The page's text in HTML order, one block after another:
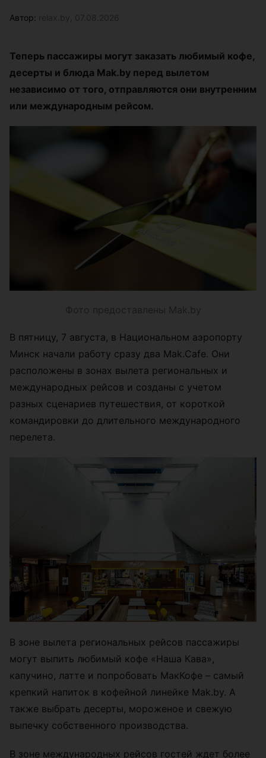
Автор:
Теперь пассажиры могут заказать любимый кофе,
десерты и блюда Mak.by перед вылетом
независимо от того, отправляются они внутренним
или международным рейсом.
Фото предоставлены Mak.by
В пятницу, 7 августа, в Национальном аэропорту
Минск начали работу сразу два Mak.Cafe. Они
расположены в зонах вылета региональных и
международных рейсов и созданы с учетом
разных сценариев путешествия, от короткой
командировки до длительного международного
перелета.
В зоне вылета региональных рейсов пассажиры
могут выпить любимый кофе «Наша Кава»,
капучино, латте и попробовать МакКофе – самый
крепкий напиток в кофейной линейке Mak.by. А
также выбрать десерты, мороженое и свежую
выпечку собственного производства.
В зоне международных рейсов гостей ждет более